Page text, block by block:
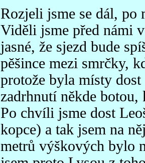
Rozjeli jsme se dál, po
Viděli jsme před námi
jasné, že sjezd bude
pěšince mezi smrčky,
protože byla místy
zadrhnutí někde
Po chvíli jsme dost
kopce) a tak jsem na
metrů výškových bylo